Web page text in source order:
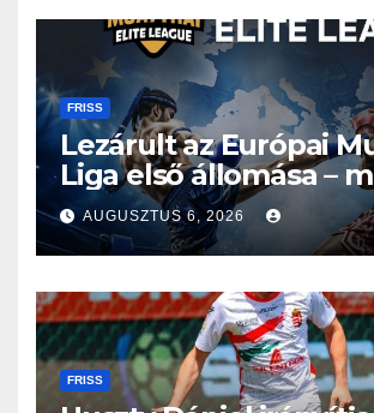
FRISS
Lezárult az Európai
Liga első állomása –
részvétellel debütált
sorozat
AUGUSZTUS 6, 2026
FRISS